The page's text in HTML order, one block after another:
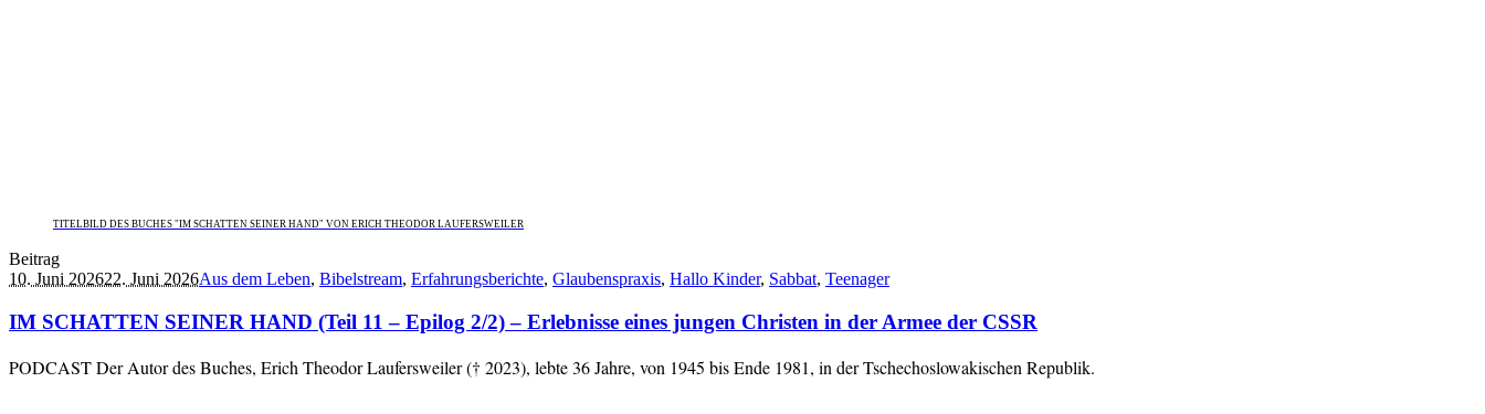
TITELBILD DES BUCHES "IM SCHATTEN SEINER HAND" VON ERICH THEODOR LAUFERSWEILER
Beitrag
10. Juni 202622. Juni 2026Aus dem Leben, Bibelstream, Erfahrungsberichte, Glaubenspraxis, Hallo Kinder, Sabbat, Teenager
IM SCHATTEN SEINER HAND (Teil 11 – Epilog 2/2) – Erlebnisse eines jungen Christen in der Armee der CSSR
PODCAST Der Autor des Buches, Erich Theodor Laufersweiler († 2023), lebte 36 Jahre, von 1945 bis Ende 1981, in der Tschechoslowakischen Republik.